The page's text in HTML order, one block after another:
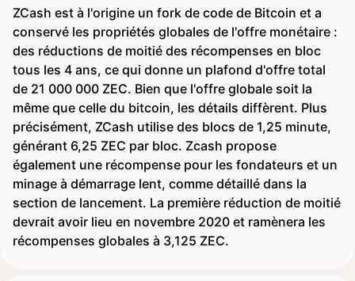
ZCash est à l'origine un fork de code de Bitcoin et a
conservé les propriétés globales de l'offre monétaire :
des réductions de moitié des récompenses en bloc
tous les 4 ans, ce qui donne un plafond d'offre total
de 21 000 000 ZEC. Bien que l'offre globale soit la
même que celle du bitcoin, les détails diffèrent. Plus
précisément, ZCash utilise des blocs de 1,25 minute,
générant 6,25 ZEC par bloc. Zcash propose
également une récompense pour les fondateurs et un
minage à démarrage lent, comme détaillé dans la
section de lancement. La première réduction de moitié
devrait avoir lieu en novembre 2020 et ramènera les
récompenses globales à 3,125 ZEC.